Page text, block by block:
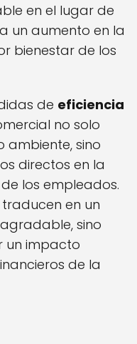
en el lugar de
un aumento en la
bienestar de los
de eficiencia
no solo
sino
directos en la
los empleados.
traducen en un
sino
un impacto
de la